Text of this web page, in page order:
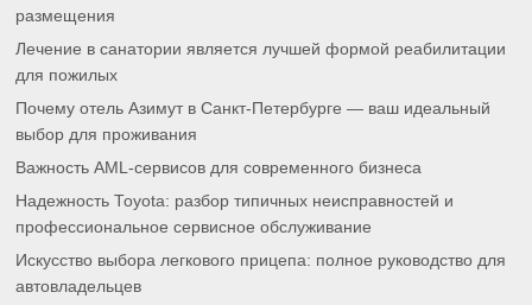
размещения
Лечение в санатории является лучшей формой реабилитации
для пожилых
Почему отель Азимут в Санкт-Петербурге — ваш идеальный
выбор для проживания
Важность AML-сервисов для современного бизнеса
Надежность Toyota: разбор типичных неисправностей и
профессиональное сервисное обслуживание
Искусство выбора легкового прицепа: полное руководство для
автовладельцев